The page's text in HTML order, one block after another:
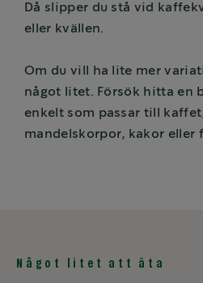
Då slipper du stå vid
eller kvällen.
Om du vill ha lite mer
något litet. Försök hitta en
enkelt som passar till
mandelskorpor, kakor eller
Något litet att äta